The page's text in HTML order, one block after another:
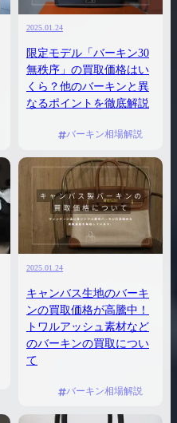
2025.01.24
限定モデル「バーキン30
無秩序」の買取価格はい
くら？他のバーキンと異
なるポイントを徹底解説
バーキン相場解説
2025.01.24
キャンバス生地のバーキ
ンの買取価格が高騰中！
トワルアッシュ素材など
のバーキンの買取につい
て
バーキン相場解説